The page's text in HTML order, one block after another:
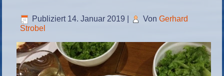
Publiziert 14. Januar 2019 Von Gerhard
Strobel